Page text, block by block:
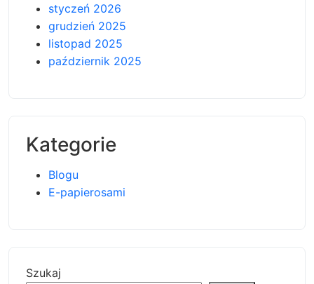
styczeń 2026
grudzień 2025
listopad 2025
październik 2025
Kategorie
Blogu
E-papierosami
Szukaj